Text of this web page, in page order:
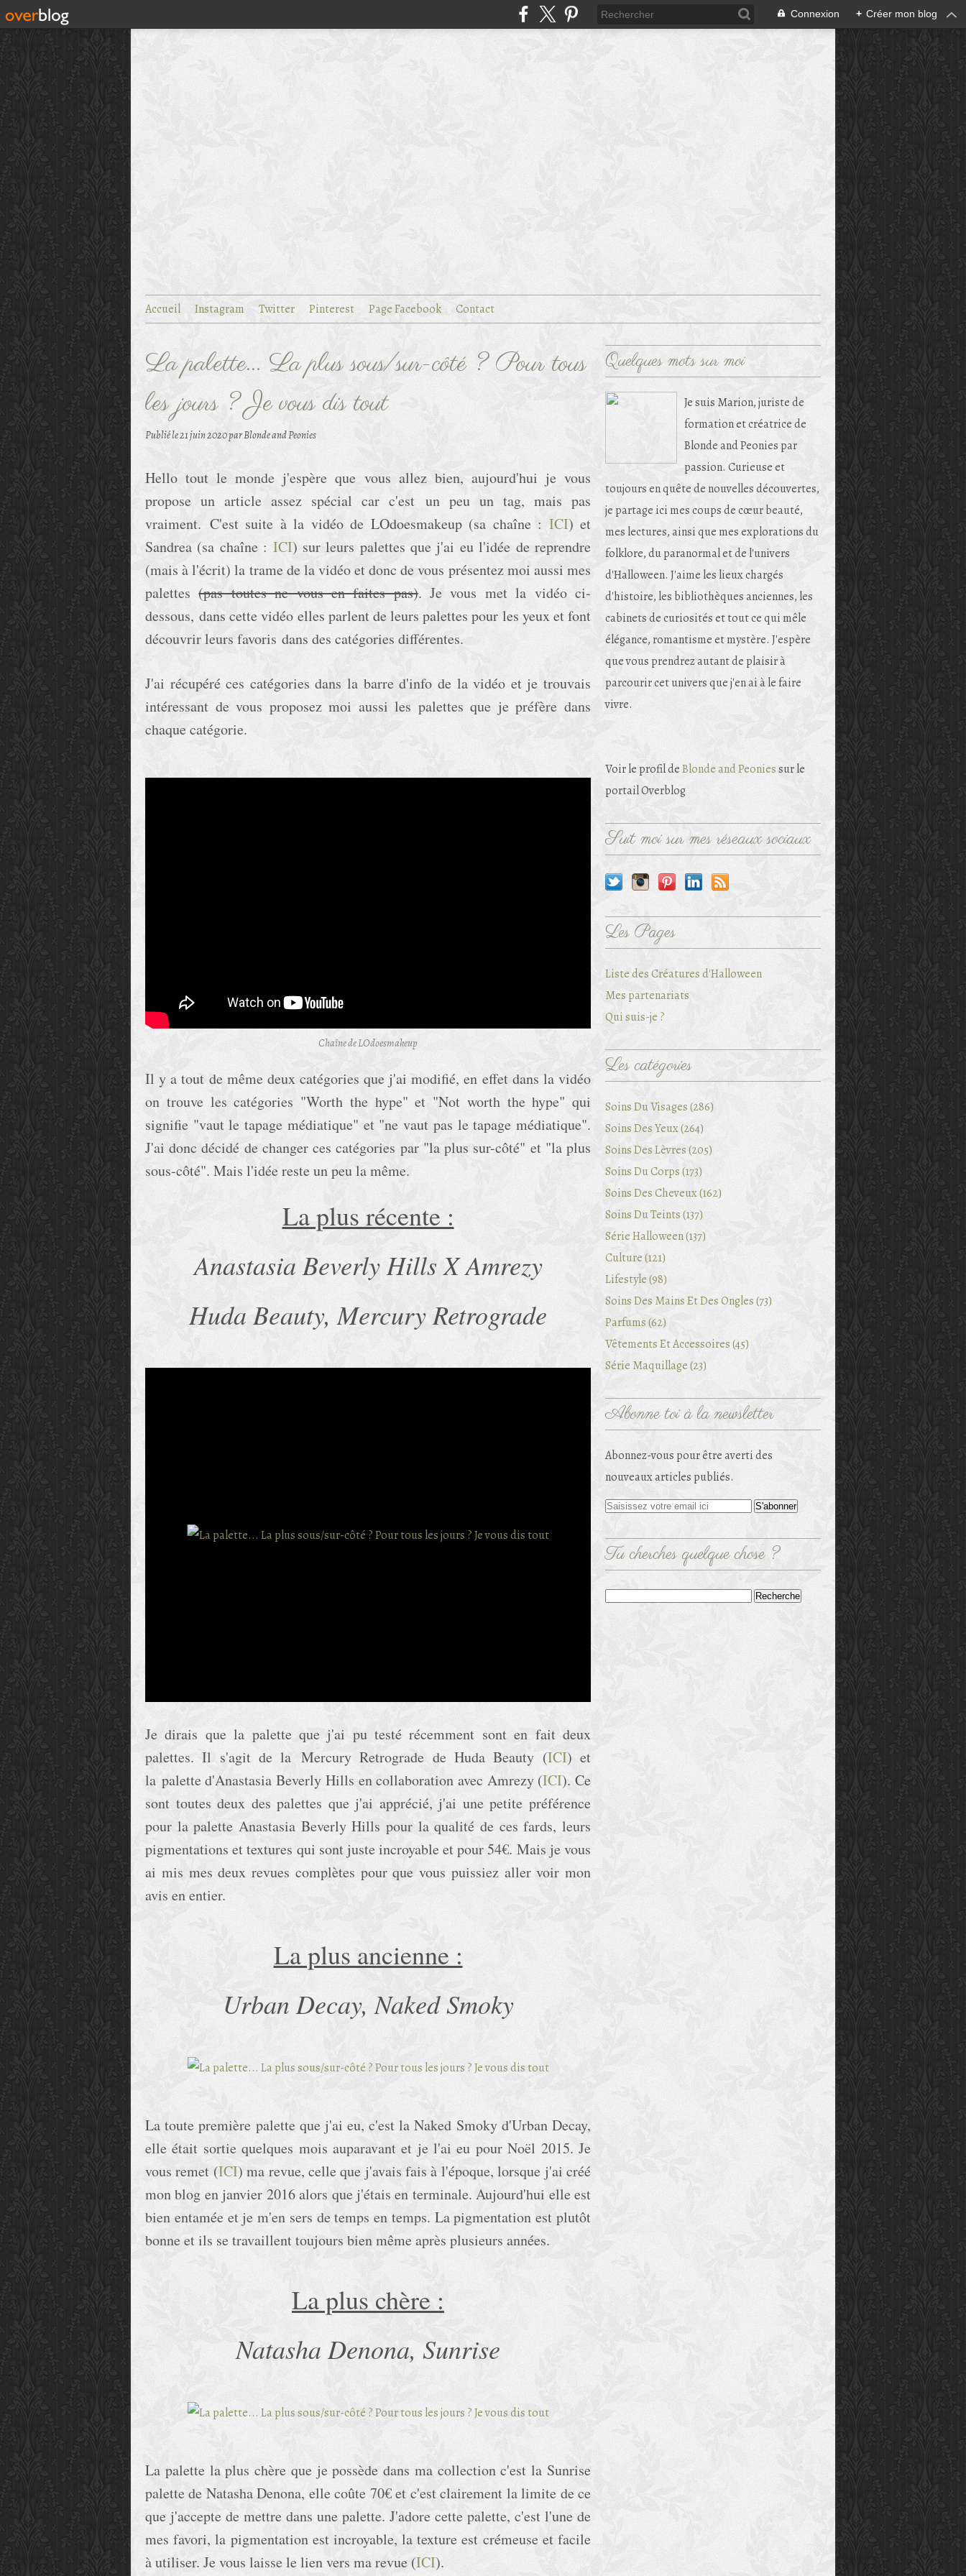
Connexion + Créer mon blog
Accueil Instagram Twitter Pinterest Page Facebook Contact
La palette... La plus sous/sur-côté ? Pour tous
les jours ? Je vous dis tout
Publié le21 juin 2020par Blonde and Peonies
Hello tout le monde j'espère que vous allez bien, aujourd'hui je vous
propose un article assez spécial car c'est un peu un tag, mais pas
vraiment. C'est suite à la vidéo de LOdoesmakeup (sa chaîne : ICI) et
Sandrea (sa chaîne : ICI) sur leurs palettes que j'ai eu l'idée de reprendre
(mais à l'écrit) la trame de la vidéo et donc de vous présentez moi aussi mes
palettes(pas toutes ne vous en faites pas). Je vous met la vidéo ci-
dessous, dans cette vidéo elles parlent de leurs palettes pour les yeux et font
découvrir leurs favoris dans des catégories différentes.
J'ai récupéré ces catégories dans la barre d'info de la vidéo et je trouvais
intéressant de vous proposez moi aussi les palettes que je préfère dans
chaque catégorie.
Chaîne de LOdoesmakeup
Il y a tout de même deux catégories que j'ai modifié, en effet dans la vidéo
on trouve les catégories "Worth the hype" et "Not worth the hype" qui
signifie "vaut le tapage médiatique" et "ne vaut pas le tapage médiatique".
J'ai donc décidé de changer ces catégories par "la plus sur-côté" et "la plus
sous-côté". Mais l'idée reste un peu la même.
La plus récente :
Anastasia Beverly Hills X Amrezy
Huda Beauty, Mercury Retrograde
Je dirais que la palette que j'ai pu testé récemment sont en fait deux
palettes. Il s'agit de la Mercury Retrograde de Huda Beauty (ICI) et
la palette d'Anastasia Beverly Hills en collaboration avec Amrezy (ICI). Ce
sont toutes deux des palettes que j'ai apprécié, j'ai une petite préférence
pour la palette Anastasia Beverly Hills pour la qualité de ces fards, leurs
pigmentations et textures qui sont juste incroyable et pour 54€. Mais je vous
ai mis mes deux revues complètes pour que vous puissiez aller voir mon
avis en entier.
La plus ancienne :
Urban Decay, Naked Smoky
La toute première palette que j'ai eu, c'est la Naked Smoky d'Urban Decay,
elle était sortie quelques mois auparavant et je l'ai eu pour Noël 2015. Je
vous remet (ICI) ma revue, celle que j'avais fais à l'époque, lorsque j'ai créé
mon blog en janvier 2016 alors que j'étais en terminale. Aujourd'hui elle est
bien entamée et je m'en sers de temps en temps. La pigmentation est plutôt
bonne et ils se travaillent toujours bien même après plusieurs années.
La plus chère :
Natasha Denona, Sunrise
La palette la plus chère que je possède dans ma collection c'est la Sunrise
palette de Natasha Denona, elle coûte 70€ et c'est clairement la limite de ce
que j'accepte de mettre dans une palette. J'adore cette palette, c'est l'une de
mes favori, la pigmentation est incroyable, la texture est crémeuse et facile
à utiliser. Je vous laisse le lien vers ma revue (ICI).
Quelques mots sur moi
Je suis Marion, juriste de
formation et créatrice de
Blonde and Peonies par
passion. Curieuse et
toujours en quête de nouvelles découvertes,
je partage ici mes coups de cœur beauté,
mes lectures, ainsi que mes explorations du
folklore, du paranormal et de l'univers
d'Halloween. J'aime les lieux chargés
d'histoire, les bibliothèques anciennes, les
cabinets de curiosités et tout ce qui mêle
élégance, romantisme et mystère. J'espère
que vous prendrez autant de plaisir à
parcourir cet univers que j'en ai à le faire
vivre.
Voir le profil deBlonde and Peoniessur le
portail Overblog
Suit moi sur mes réseaux sociaux
Les Pages
Liste des Créatures d'Halloween
Mes partenariats
Qui suis-je ?
Les catégories
Soins Du Visages (286)
Soins Des Yeux (264)
Soins Des Lèvres (205)
Soins Du Corps (173)
Soins Des Cheveux (162)
Soins Du Teints (137)
Série Halloween (137)
Culture (121)
Lifestyle (98)
Soins Des Mains Et Des Ongles (73)
Parfums (62)
Vêtements Et Accessoires (45)
Série Maquillage (23)
Abonne toi à la newsletter
Abonnez-vous pour être averti des
nouveaux articles publiés.
Tu cherches quelque chose ?